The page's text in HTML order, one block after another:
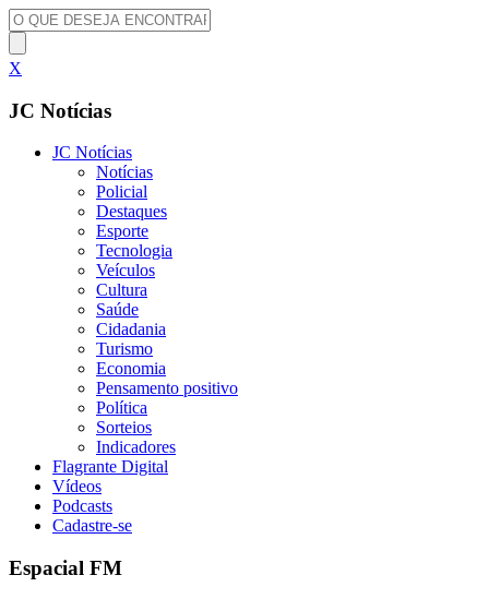
X
JC Notícias
JC Notícias
Notícias
Policial
Destaques
Esporte
Tecnologia
Veículos
Cultura
Saúde
Cidadania
Turismo
Economia
Pensamento positivo
Política
Sorteios
Indicadores
Flagrante Digital
Vídeos
Podcasts
Cadastre-se
Espacial FM